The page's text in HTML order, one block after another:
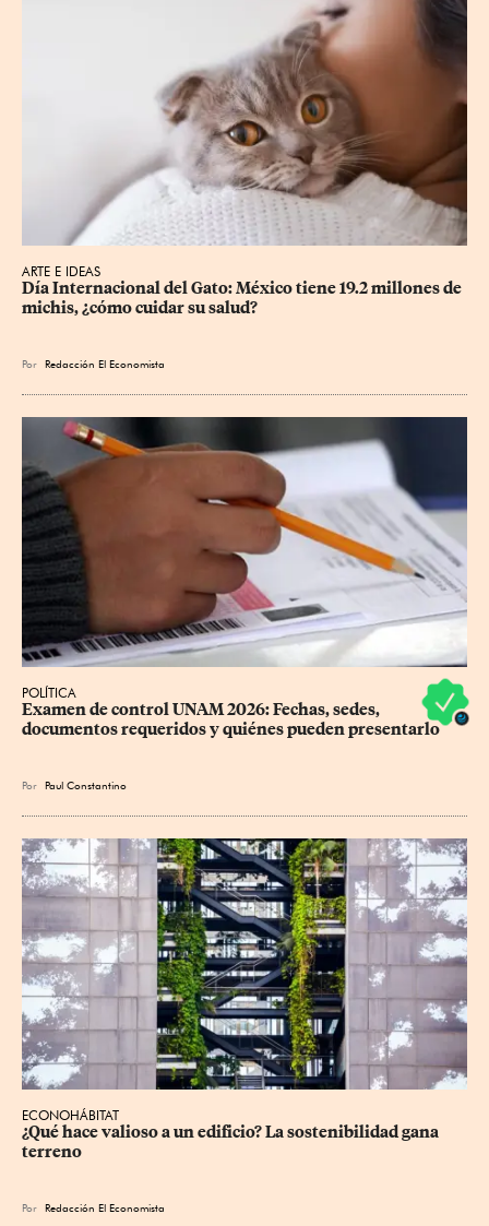
ARTE E IDEAS
Día Internacional del Gato: México tiene 19.2 millones de
michis, ¿cómo cuidar su salud?
Por Redacción El Economista
POLÍTICA
Examen de control UNAM 2026: Fechas, sedes,
documentos requeridos y quiénes pueden presentarlo
Por Paul Constantino
ECONOHÁBITAT
¿Qué hace valioso a un edificio? La sostenibilidad gana
terreno
Por Redacción El Economista